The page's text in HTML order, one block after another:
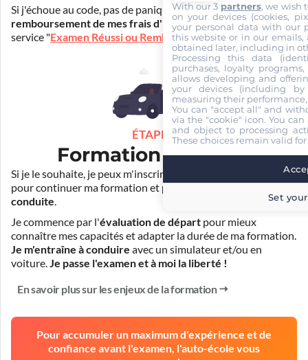
Si j'échoue au code, pas de panique ! Je peux bénéficier du
remboursement de mes frais d'inscription(30€) grâce au
service "Examen Réussi ou Remboursé".
ÉTAPE 3
Formation pratique
Si je le souhaite, je peux m'inscrire auprès de mon auto-école
pour continuer ma formation et prendre des cours de
conduite.
Je commence par l'évaluation de départ pour mieux
connaître mes capacités et adapter la durée de ma formation.
Je m'entraîne à conduire avec un simulateur et/ou en
voiture.Je passe l'examen et à moi la liberté !
En savoir plus sur les enjeux de la formation
Pour accumuler un maximum d'expérience et de
confiance avant l'examen, l'auto-école vous
With our 3 partners, we wish
on your devices (cookies,
your personal data with our
this website or in our emails,
obtained later, including in
Processing this data
purchases, loyalty
allows developing and
your devices (including
measuring their
You can "accept all" and
via the "cookie" icon. You
and object to processing
These choices remain valid
Set